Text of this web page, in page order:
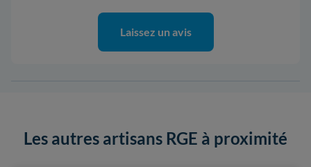
Laissez un avis
Les autres artisans RGE à proximité